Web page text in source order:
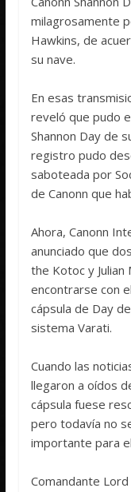
milagrosamente
Hawkins, de
su nave.
En esas
reveló que pudo
Shannon Day de
registro pudo
saboteada por
de Canonn que
Ahora, Canonn
anunciado que
the Kotoc y Julian
encontrarse con
cápsula de Day
sistema Varati.
Cuando las
llegaron a oídos
cápsula fuese
pero todavía no
importante para
Comandante